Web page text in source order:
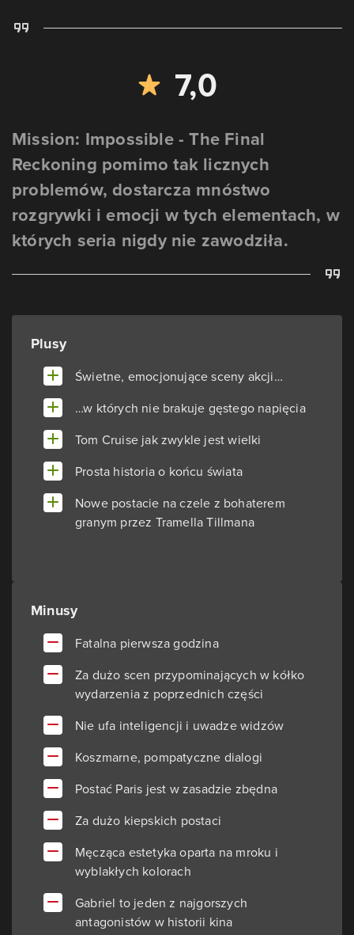
7,0
Mission: Impossible - The Final
Reckoning pomimo tak licznych
problemów, dostarcza mnóstwo
rozgrywki i emocji w tych elementach, w
których seria nigdy nie zawodziła.
Plusy
Świetne, emocjonujące sceny akcji…
…w których nie brakuje gęstego napięcia
Tom Cruise jak zwykle jest wielki
Prosta historia o końcu świata
Nowe postacie na czele z bohaterem
granym przez Tramella Tillmana
Minusy
Fatalna pierwsza godzina
Za dużo scen przypominających w kółko
wydarzenia z poprzednich części
Nie ufa inteligencji i uwadze widzów
Koszmarne, pompatyczne dialogi
Postać Paris jest w zasadzie zbędna
Za dużo kiepskich postaci
Męcząca estetyka oparta na mroku i
wyblakłych kolorach
Gabriel to jeden z najgorszych
antagonistów w historii kina